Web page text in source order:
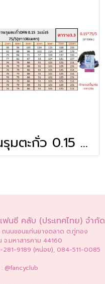
อวนรุมตะกั่ว 0.15 1แบ่ง5
นซี คลับ (ประเทศไทย) จำกัด
ถนนขอนแก่นยางตลาด ต.กู่ทอง
จ.มหาสารคาม 44160
281-9189 (หน่อย), 084-511-0085
@fancyclub